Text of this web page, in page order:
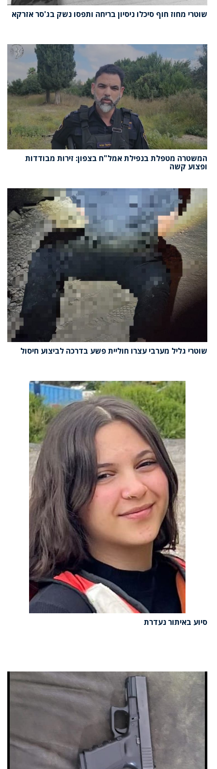
שוטרי מחוז חוף סיכלו ניסיון בריחה ותפסו נשק בג'סר אזרקא
המשטרה מטפלת בנפילת אמל"ח בצפון: זירות מבודדות
ופצוע קשה
שוטרי גליל מערבי עצרו חוליית פשע בדרכה לביצוע חיסול
סיוע באיתור נעדרת